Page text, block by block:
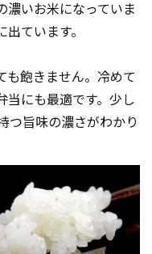
濃いお米になっていま
ています。
も飽きません。冷めて
当にも最適です。少し
つ旨味の濃さがわかり